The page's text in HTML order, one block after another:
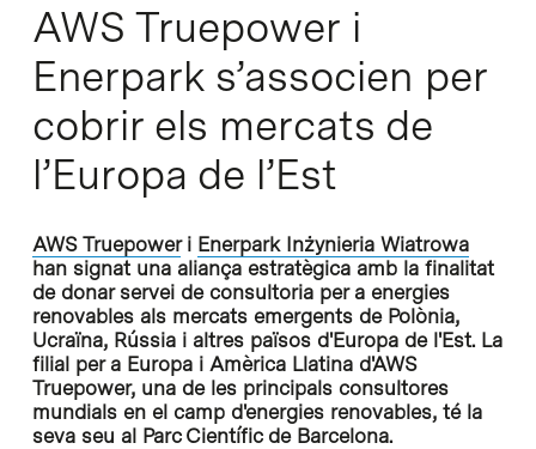
AWS Truepower i
Enerpark s’associen per
cobrir els mercats de
l’Europa de l’Est
AWS Truepoweri Enerpark Inżynieria Wiatrowa
han signat una aliança estratègica amb la finalitat
de donar servei de consultoria per a energies
renovables als mercats emergents de Polònia,
Ucraïna, Rússia i altres països d'Europa de l'Est. La
filial per a Europa i Amèrica Llatina d'AWS
Truepower, una de les principals consultores
mundials en el camp d'energies renovables, té la
seva seu al Parc Científic de Barcelona.